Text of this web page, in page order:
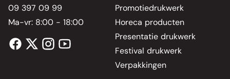
09 397 09 99
Ma-vr: 8:00 - 18:00
Promotiedrukwerk
Horeca producten
Presentatie drukwerk
Festival drukwerk
Verpakkingen